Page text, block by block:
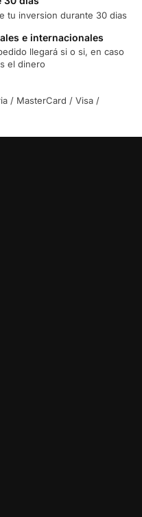
tu inversion durante 30 dias
e internacionales
llegará si o si, en caso
el dinero
/ MasterCard / Visa /